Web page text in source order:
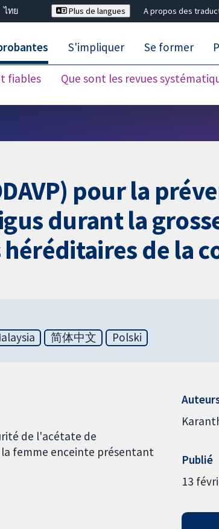
ไทย
Plus de langues A propos des
fiables Que sont les revues
S'impliquer Se former
pour la
durant la
de la
简体中文 Polski
de l'acétate de
femme enceinte présentant
Publié
13